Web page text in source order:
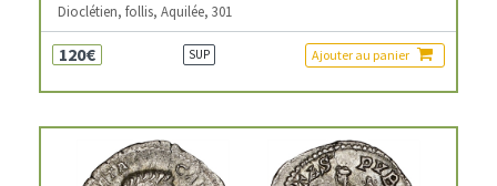
Dioclétien, follis, Aquilée, 301
120€ SUP Ajouter au panier